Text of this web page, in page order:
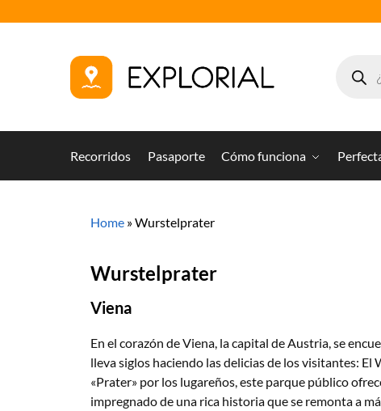
Recorridos Pasaporte Cómo funciona
Home »Wurstelprater
Wurstelprater
Viena
En el corazón de Viena, la capital de Austria, se
lleva siglos haciendo las delicias de los visitantes:
«Prater» por los lugareños, este parque público
impregnado de una rica historia que se remonta a